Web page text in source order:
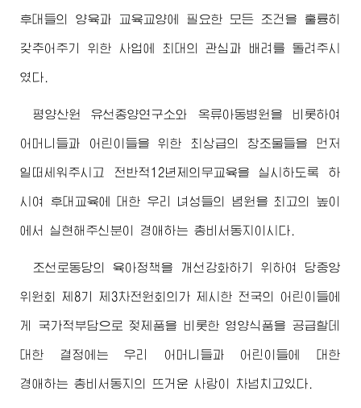
후대들의 양육과 교육교양에 필요한 모든 조건을 훌륭히
갖추어주기 위한 사업에 최대의 관심과 배려를 돌려주시
였다.
평양산원 유선종양연구소와 옥류아동병원을 비롯하여
어머니들과 어린이들을 위한 최상급의 창조물들을 먼저
일떠세워주시고 전반적12년제의무교육을 실시하도록 하
시여 후대교육에 대한 우리 녀성들의 념원을 최고의 높이
에서 실현해주신분이 경애하는 총비서동지 이시다.
조선로동당의 육아정책을 개선강화하기 위하여 당중앙
위원회 제8기 제3차전원회의가 제시한 전국의 어린이들에
게 국가적부담으로 젖제품을 비롯한 영양식품을 공급할데
대한 결정에는 우리 어머니들과 어린이들에 대한
경애하는 총비서동지 의 뜨거운 사랑이 차넘치고있다.